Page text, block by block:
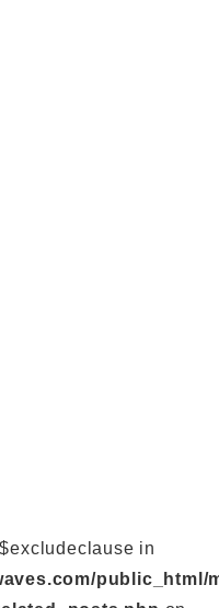
in
public_html/